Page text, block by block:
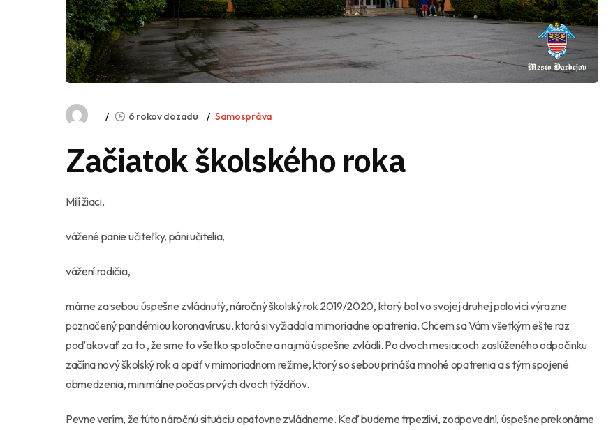
6 rokov dozadu Samospráva
Začiatok školského roka
Milí žiaci,
vážené panie učiteľky, páni učitelia,
vážení rodičia,
máme za sebou úspešne zvládnutý, náročný školský rok 2019/2020, ktorý bol vo svojej druhej polovici výrazne
poznačený pandémiou koronavírusu, ktorá si vyžiadala mimoriadne opatrenia. Chcem sa Vám všetkým ešte raz
poďakovať za to , že sme to všetko spoločne a najmä úspešne zvládli. Po dvoch mesiacoch zaslúženého odpočinku
začína nový školský rok a opäť v mimoriadnom režime, ktorý so sebou prináša mnohé opatrenia a s tým spojené
obmedzenia, minimálne počas prvých dvoch týždňov.
Pevne verím, že túto náročnú situáciu opätovne zvládneme. Keď budeme trpezliví, zodpovední, úspešne prekonáme